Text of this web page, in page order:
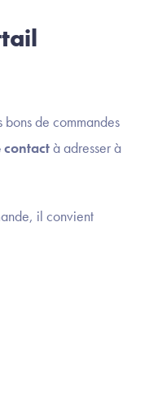
de commandes
contactà adresser à
il convient